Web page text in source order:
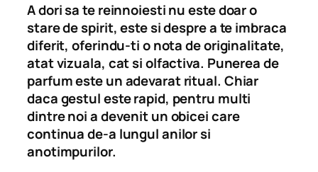
A dori sa te reinnoiesti nu este doar o
stare de spirit, este si despre a te imbraca
diferit, oferindu-ti o nota de originalitate,
atat vizuala, cat si olfactiva. Punerea de
parfum este un adevarat ritual. Chiar
daca gestul este rapid, pentru multi
dintre noi a devenit un obicei care
continua de-a lungul anilor si
anotimpurilor.